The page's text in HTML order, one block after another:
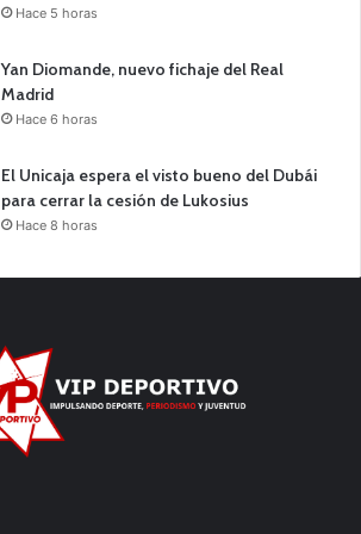
Hace 5 horas
Yan Diomande, nuevo fichaje del Real
Madrid
Hace 6 horas
El Unicaja espera el visto bueno del Dubái
para cerrar la cesión de Lukosius
Hace 8 horas